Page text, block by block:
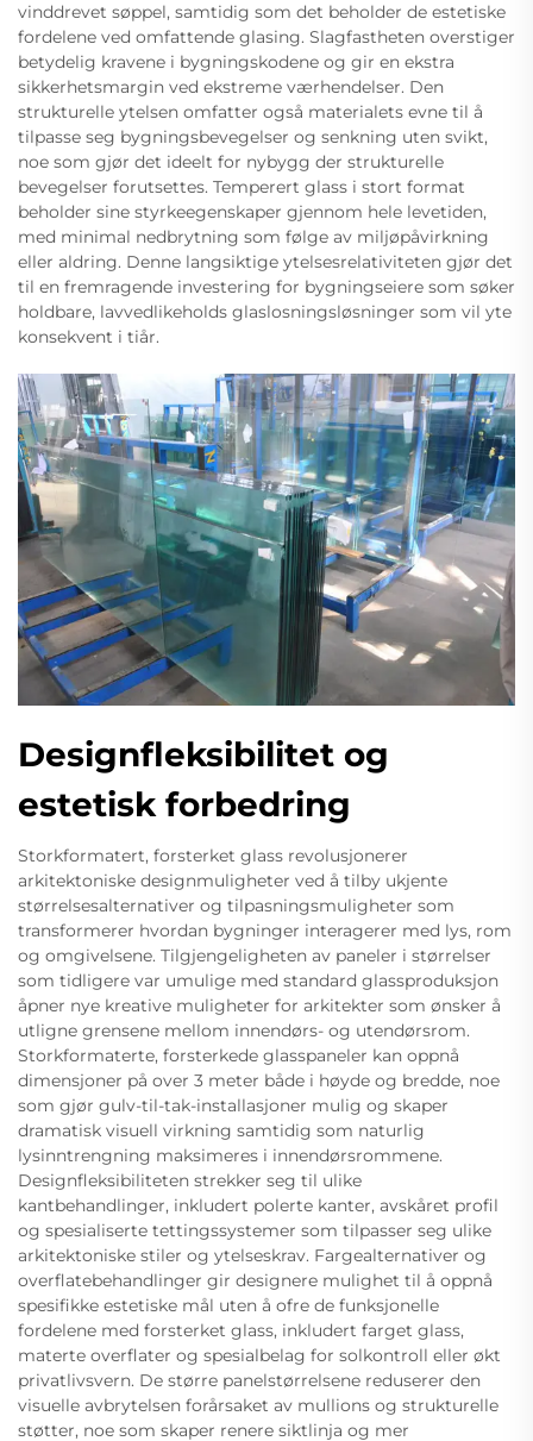
vinddrevet søppel, samtidig som det beholder de estetiske
fordelene ved omfattende glasing. Slagfastheten overstiger
betydelig kravene i bygningskodene og gir en ekstra
sikkerhetsmargin ved ekstreme værhendelser. Den
strukturelle ytelsen omfatter også materialets evne til å
tilpasse seg bygningsbevegelser og senkning uten svikt,
noe som gjør det ideelt for nybygg der strukturelle
bevegelser forutsettes. Temperert glass i stort format
beholder sine styrkeegenskaper gjennom hele levetiden,
med minimal nedbrytning som følge av miljøpåvirkning
eller aldring. Denne langsiktige ytelsesrelativiteten gjør det
til en fremragende investering for bygningseiere som søker
holdbare, lavvedlikeholds glaslosningsløsninger som vil yte
konsekvent i tiår.
Designfleksibilitet og
estetisk forbedring
Storkformatert, forsterket glass revolusjonerer
arkitektoniske designmuligheter ved å tilby ukjente
størrelsesalternativer og tilpasningsmuligheter som
transformerer hvordan bygninger interagerer med lys, rom
og omgivelsene. Tilgjengeligheten av paneler i størrelser
som tidligere var umulige med standard glassproduksjon
åpner nye kreative muligheter for arkitekter som ønsker å
utligne grensene mellom innendørs- og utendørsrom.
Storkformaterte, forsterkede glasspaneler kan oppnå
dimensjoner på over 3 meter både i høyde og bredde, noe
som gjør gulv-til-tak-installasjoner mulig og skaper
dramatisk visuell virkning samtidig som naturlig
lysinntrengning maksimeres i innendørsrommene.
Designfleksibiliteten strekker seg til ulike
kantbehandlinger, inkludert polerte kanter, avskåret profil
og spesialiserte tettingssystemer som tilpasser seg ulike
arkitektoniske stiler og ytelseskrav. Fargealternativer og
overflatebehandlinger gir designere mulighet til å oppnå
spesifikke estetiske mål uten å ofre de funksjonelle
fordelene med forsterket glass, inkludert farget glass,
materte overflater og spesialbelag for solkontroll eller økt
privatlivsvern. De større panelstørrelsene reduserer den
visuelle avbrytelsen forårsaket av mullions og strukturelle
støtter, noe som skaper renere siktlinja og mer